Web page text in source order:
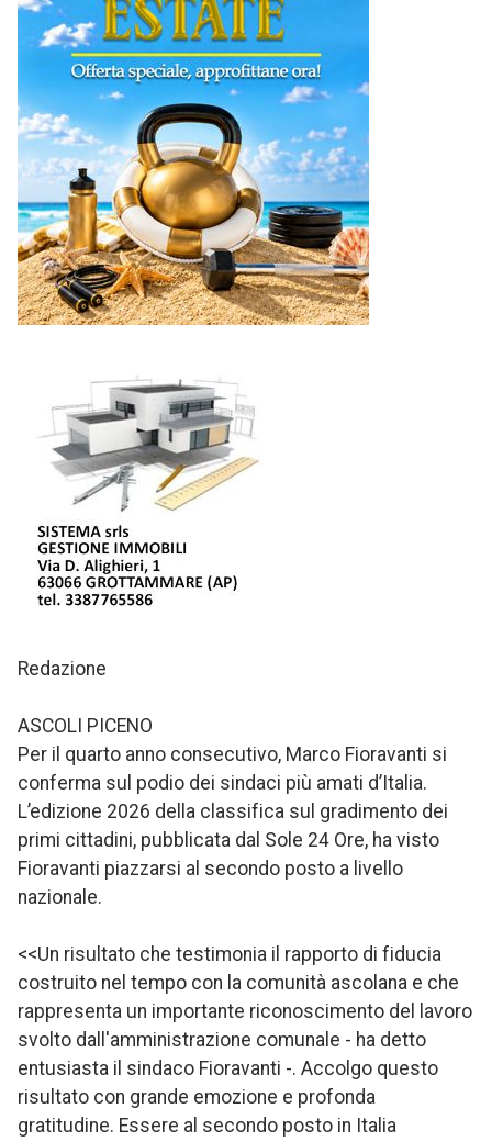
Redazione
ASCOLI PICENO
Per il quarto anno consecutivo, Marco Fioravanti si
conferma sul podio dei sindaci più amati d’Italia.
L’edizione 2026 della classifica sul gradimento dei
primi cittadini, pubblicata dal Sole 24 Ore, ha visto
Fioravanti piazzarsi al secondo posto a livello
nazionale.
<<Un risultato che testimonia il rapporto di fiducia
costruito nel tempo con la comunità ascolana e che
rappresenta un importante riconoscimento del lavoro
svolto dall'amministrazione comunale - ha detto
entusiasta il sindaco Fioravanti -. Accolgo questo
risultato con grande emozione e profonda
gratitudine. Essere al secondo posto in Italia